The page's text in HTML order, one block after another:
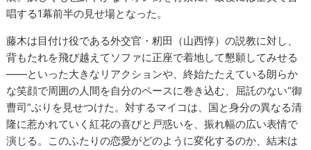
唱する1幕前半の見せ場となった。
藤木は目付け役である外交官・籾田（山西惇）の説教に対し、
背もたれを飛び越えてソファに正座で着地して懇願してみせる
――といった大きなリアクションや、終始たたえている朗らか
な笑顔で周囲の人間を自分のペースに巻き込む、屈託のない“御
曹司”ぶりを見せつけた。対するマイコは、国と身分の異なる清
隆に惹かれていく紅花の喜びと戸惑いを、振れ幅の広い表情で
演じる。このふたりの恋愛がどのように変化するのか、結末は